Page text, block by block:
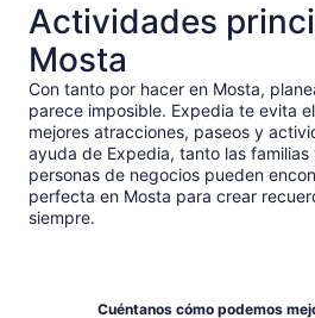
Actividades
Mosta
Con tanto por hacer en Mosta,
parece imposible. Expedia te evita
mejores atracciones, paseos y
ayuda de Expedia, tanto las familias
personas de negocios pueden
perfecta en Mosta para crear
siempre.
Cuéntanos cómo podemos